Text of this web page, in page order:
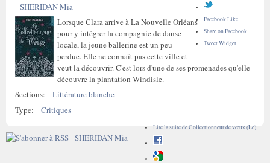
Facebook Like
Share on Facebook
Tweet Widget
SHERIDAN Mia
Lorsque Clara arrive à La Nouvelle Orléans
pour y intégrer la compagnie de danse
locale, la jeune ballerine est un peu
perdue. Elle ne connaît pas cette ville et
veut la découvrir. C'est lors d'une de ses promenades qu'elle
découvre la plantation Windisle.
Sections:
Littérature blanche
Type:
Critiques
Lire la suitede Collectionneur de vœux (Le)